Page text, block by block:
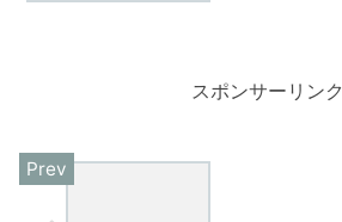
スポンサーリンク